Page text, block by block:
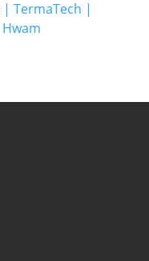
| TermaTech |
Hwam